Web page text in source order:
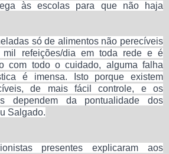
às escolas para que não haja
só de alimentos não perecíveis
refeições/dia em toda rede e é
com todo o cuidado, alguma falha
é imensa. Isto porque existem
de mais fácil controle, e os
dependem da pontualidade dos
Salgado.
presentes explicaram aos